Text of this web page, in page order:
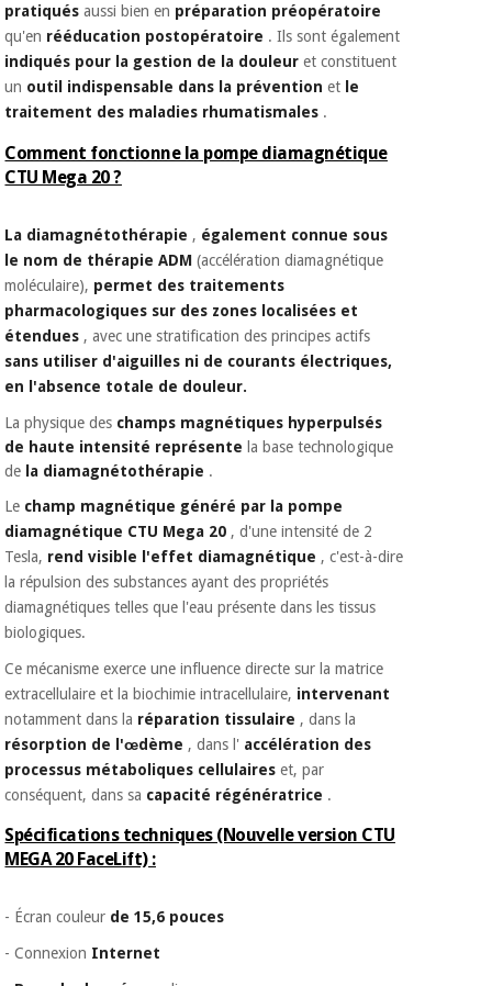
pratiqués aussi bien en préparation préopératoire
qu'en rééducation postopératoire . Ils sont également
indiqués pour la gestion de la douleur et constituent
un outil indispensable dans la prévention et le
traitement des maladies rhumatismales .
Comment fonctionne la pompe diamagnétique
CTU Mega 20 ?
La diamagnétothérapie , également connue sous
le nom de thérapie ADM (accélération diamagnétique
moléculaire), permet des traitements
pharmacologiques sur des zones localisées et
étendues , avec une stratification des principes actifs
sans utiliser d'aiguilles ni de courants électriques,
en l'absence totale de douleur.
La physique des champs magnétiques hyperpulsés
de haute intensité représente la base technologique
de la diamagnétothérapie .
Le champ magnétique généré par la pompe
diamagnétique CTU Mega 20 , d'une intensité de 2
Tesla, rend visible l'effet diamagnétique , c'est-à-dire
la répulsion des substances ayant des propriétés
diamagnétiques telles que l'eau présente dans les tissus
biologiques.
Ce mécanisme exerce une influence directe sur la matrice
extracellulaire et la biochimie intracellulaire, intervenant
notamment dans la réparation tissulaire , dans la
résorption de l'œdème , dans l' accélération des
processus métaboliques cellulaires et, par
conséquent, dans sa capacité régénératrice .
Spécifications techniques (Nouvelle version CTU
MEGA 20 FaceLift) :
- Écran couleur de 15,6 pouces
- Connexion Internet